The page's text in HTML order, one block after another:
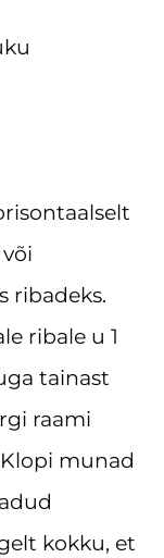
ribadeks.
ribale u 1
tainast
raami
munad
kokku, et